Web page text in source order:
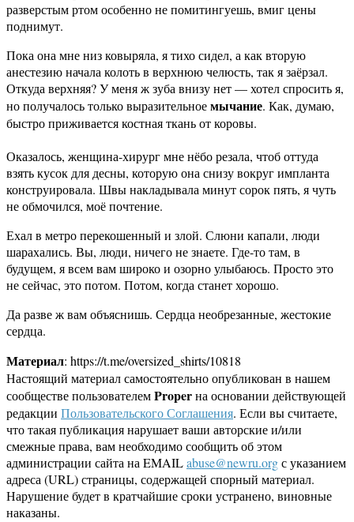
разверстым ртом особенно не помитингуешь, вмиг цены
поднимут.
Пока она мне низ ковыряла, я тихо сидел, а как вторую
анестезию начала колоть в верхнюю челюсть, так я заёрзал.
Откуда верхняя? У меня ж зуба внизу нет — хотел спросить я,
но получалось только выразительноемычание. Как, думаю,
быстро приживается костная ткань от коровы.
Оказалось, женщина-хирург мне нёбо резала, чтоб оттуда
взять кусок для десны, которую она снизу вокруг импланта
конструировала. Швы накладывала минут сорок пять, я чуть
не обмочился, моё почтение.
Ехал в метро перекошенный и злой. Слюни капали, люди
шарахались. Вы, люди, ничего не знаете. Где-то там, в
будущем, я всем вам широко и озорно улыбаюсь. Просто это
не сейчас, это потом. Потом, когда станет хорошо.
Да разве ж вам объяснишь. Сердца необрезанные, жестокие
сердца.
Материал: https://t.me/oversized_shirts/10818
Настоящий материал самостоятельно опубликован в нашем
сообществе пользователемProperна основании действующей
редакции Пользовательского Соглашения. Если вы считаете,
что такая публикация нарушает ваши авторские и/или
смежные права, вам необходимо сообщить об этом
администрации сайта на EMAILabuse@newru.orgс указанием
адреса (URL) страницы, содержащей спорный материал.
Нарушение будет в кратчайшие сроки устранено, виновные
наказаны.